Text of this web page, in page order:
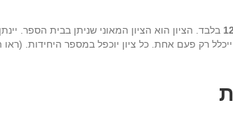
בלבד. הציון הוא הציון המאוני שניתן בבית הספר.
רק פעם אחת. כל ציון יוכפל במספר היחידות.